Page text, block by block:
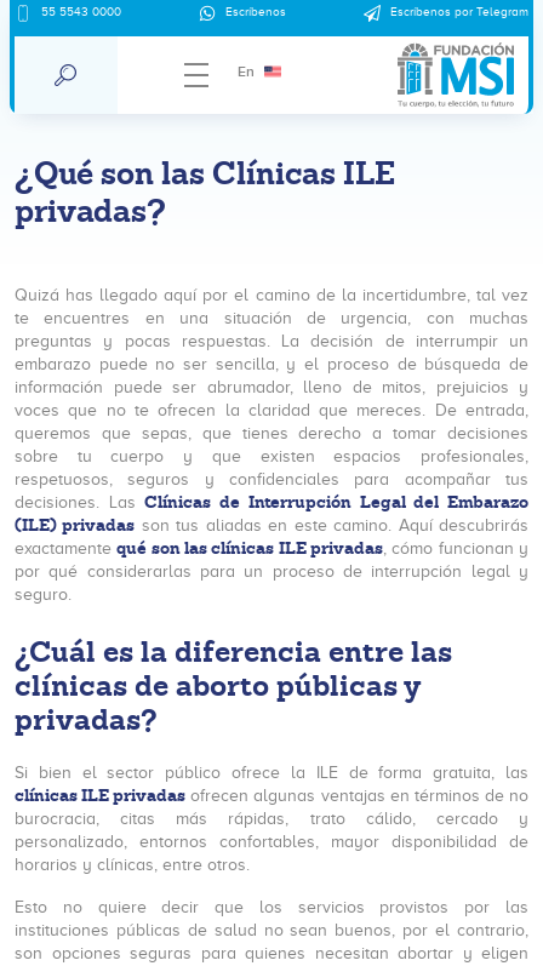
55 5543 0000 Escríbenos Escríbenos por Telegram
En
¿Qué son las Clínicas ILE
privadas?
Quizá has llegado aquí por el camino de la incertidumbre, tal vez
te encuentres en una situación de urgencia, con muchas
preguntas y pocas respuestas. La decisión de interrumpir un
embarazo puede no ser sencilla, y el proceso de búsqueda de
información puede ser abrumador, lleno de mitos, prejuicios y
voces que no te ofrecen la claridad que mereces. De entrada,
queremos que sepas, que tienes derecho a tomar decisiones
sobre tu cuerpo y que existen espacios profesionales,
respetuosos, seguros y confidenciales para acompañar tus
decisiones. LasClínicas de Interrupción Legal del Embarazo
(ILE) privadas son tus aliadas en este camino. Aquí descubrirás
exactamentequé son las clínicas ILE privadas, cómo funcionan y
por qué considerarlas para un proceso de interrupción legal y
seguro.
¿Cuál es la diferencia entre las
clínicas de aborto públicas y
privadas?
Si bien el sector público ofrece la ILE de forma gratuita, las
clínicas ILE privadas ofrecen algunas ventajas en términos de no
burocracia, citas más rápidas, trato cálido, cercado y
personalizado, entornos confortables, mayor disponibilidad de
horarios y clínicas, entre otros.
Esto no quiere decir que los servicios provistos por las
instituciones públicas de salud no sean buenos, por el contrario,
son opciones seguras para quienes necesitan abortar y eligen